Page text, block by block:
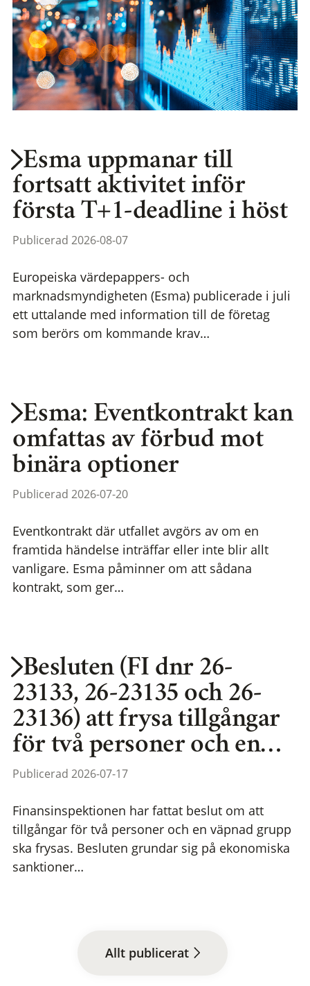
Esma uppmanar till
fortsatt aktivitet inför
första T+1-deadline i höst
Publicerad 2026-08-07
Europeiska värdepappers- och
marknadsmyndigheten (Esma) publicerade i juli
ett uttalande med information till de företag
som berörs om kommande krav…
Esma: Eventkontrakt kan
omfattas av förbud mot
binära optioner
Publicerad 2026-07-20
Eventkontrakt där utfallet avgörs av om en
framtida händelse inträffar eller inte blir allt
vanligare. Esma påminner om att sådana
kontrakt, som ger…
Besluten (FI dnr 26-
23133, 26-23135 och 26-
23136) att frysa tillgångar
för två personer och en…
Publicerad 2026-07-17
Finansinspektionen har fattat beslut om att
tillgångar för två personer och en väpnad grupp
ska frysas. Besluten grundar sig på ekonomiska
sanktioner…
Allt publicerat